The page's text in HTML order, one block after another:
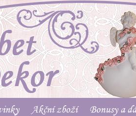
Akční zboží Bonusy a